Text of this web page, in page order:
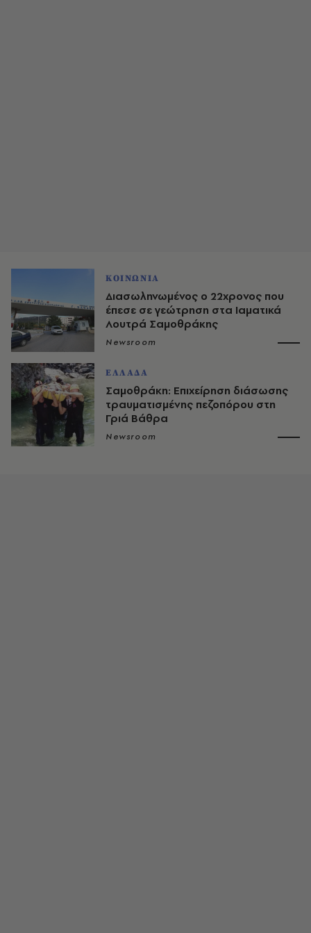
ΚΟΙΝΩΝΙΑ
Διασωληνωμένος ο 22χρονος που
έπεσε σε γεώτρηση στα Ιαματικά
Λουτρά Σαμοθράκης
Newsroom
ΕΛΛΑΔΑ
Σαμοθράκη: Επιχείρηση διάσωσης
τραυματισμένης πεζοπόρου στη
Γριά Βάθρα
Newsroom